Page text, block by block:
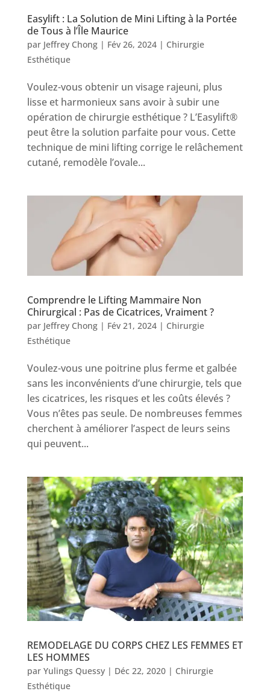
Easylift : La Solution de Mini Lifting à la Portée
de Tous à l’Île Maurice
par Jeffrey Chong| Fév 26, 2024| Chirurgie
Esthétique
Voulez-vous obtenir un visage rajeuni, plus
lisse et harmonieux sans avoir à subir une
opération de chirurgie esthétique ? L’Easylift®
peut être la solution parfaite pour vous. Cette
technique de mini lifting corrige le relâchement
cutané, remodèle l’ovale...
Comprendre le Lifting Mammaire Non
Chirurgical : Pas de Cicatrices, Vraiment ?
par Jeffrey Chong| Fév 21, 2024| Chirurgie
Esthétique
Voulez-vous une poitrine plus ferme et galbée
sans les inconvénients d’une chirurgie, tels que
les cicatrices, les risques et les coûts élevés ?
Vous n’êtes pas seule. De nombreuses femmes
cherchent à améliorer l’aspect de leurs seins
qui peuvent...
REMODELAGE DU CORPS CHEZ LES FEMMES ET
LES HOMMES
par Yulings Quessy| Déc 22, 2020| Chirurgie
Esthétique